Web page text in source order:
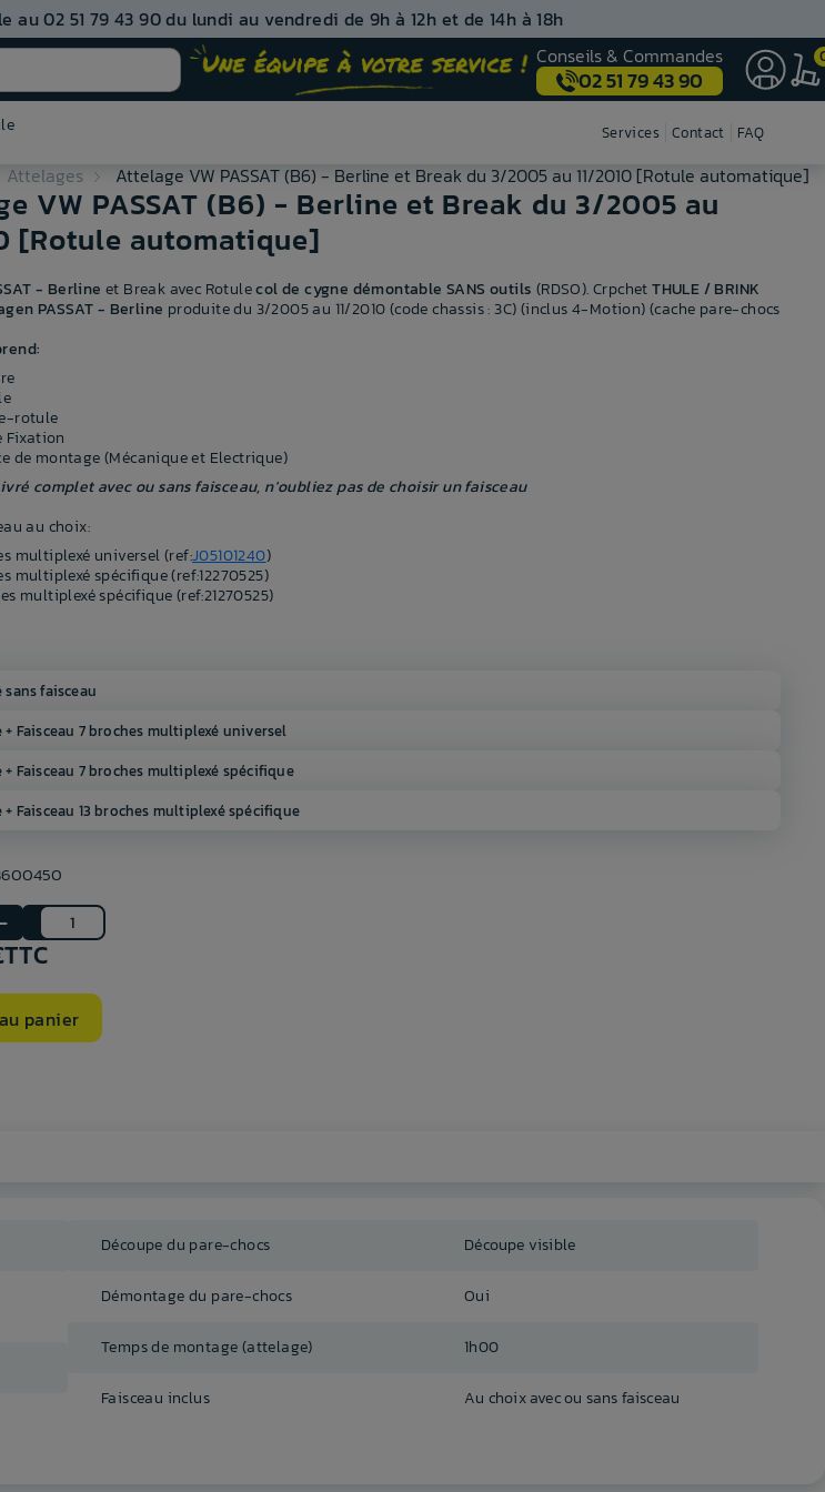
02 51 79 43 90 du lundi au vendredi de 9h à 12h et de 14h à 18h
Conseils & Commandes
02 51 79 43 90
ServicesNos centres de
Contact FAQ
Attelages Attelage VW PASSAT (B6) - Berline et Break du 3/2005 au 11/2010 [Rotule automatique]
VW PASSAT (B6) - Berline et Break du 3/2005 au
[Rotule automatique]
- Berline et Break avec Rotulecol de cygne démontable SANS outils (RDSO). CrpchetTHULE / BRINK
PASSAT - Berline produite du 3/2005 au 11/2010 (code chassis : 3C) (inclus 4-Motion) (cache pare-chocs
rotule
Fixation
de montage (Mécanique et Electrique)
complet avec ou sans faisceau, n'oubliez pas de choisir un faisceau
au choix:
multiplexé universel (ref:J05101240)
multiplexé spécifique (ref:12270525)
multiplexé spécifique (ref:21270525)
faisceau
+ Faisceau 7 broches multiplexé universel
+ Faisceau 7 broches multiplexé spécifique
Faisceau 13 broches multiplexé spécifique
TTC
panier
Découpe du pare-chocs Découpe visible
Démontage du pare-chocs Oui
Temps de montage (attelage) 1h00
Faisceau inclus Au choix avec ou sans faisceau